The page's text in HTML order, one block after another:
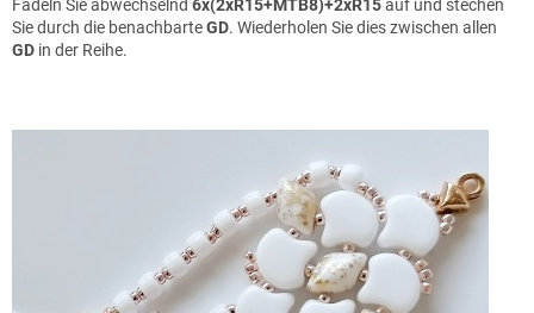
Fädeln Sie abwechselnd 6x(2xR15+MTB8)+2xR15auf und stechen
Sie durch die benachbarteGD. Wiederholen Sie dies zwischen allen
GD in der Reihe.